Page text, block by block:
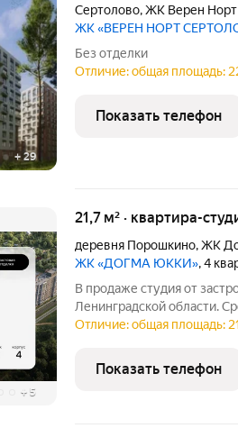
+ 29
Сертолово,ЖК Верен Норт
ЖК «ВЕРЕН НОРТ
Без отделки
Отличие: общая площадь:
Показать телефон
+ 5
21,7 м² · квартира-
деревня Порошкино,ЖК
ЖК «ДОГМА ЮККИ», 4
В продаже студия от
Ленинградской области.
21.73 кв.м., на 2 этаже. «Догма Юкки» это
Ленинградской
Отличие: общая площадь:
Показать телефон